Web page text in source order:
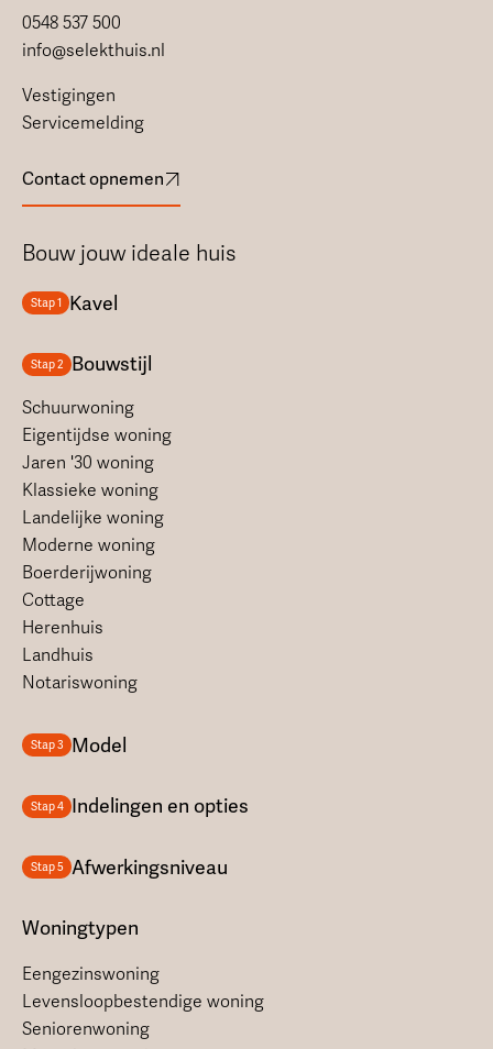
0548 537 500
info@selekthuis.nl
Vestigingen
Servicemelding
Contact opnemen
Bouw jouw ideale huis
Stap 1 Kavel
Stap 2 Bouwstijl
Schuurwoning
Eigentijdse woning
Jaren '30 woning
Klassieke woning
Landelijke woning
Moderne woning
Boerderijwoning
Cottage
Herenhuis
Landhuis
Notariswoning
Stap 3 Model
Stap 4 Indelingen en opties
Stap 5 Afwerkingsniveau
Woningtypen
Eengezinswoning
Levensloopbestendige woning
Seniorenwoning